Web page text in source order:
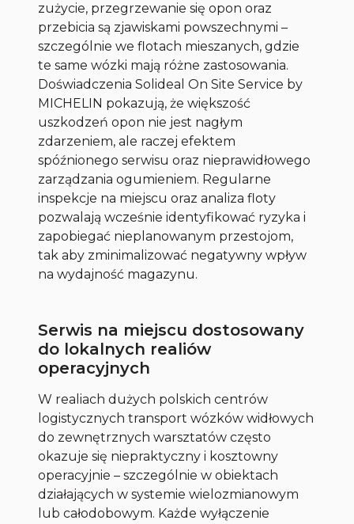
zużycie, przegrzewanie się opon oraz
przebicia są zjawiskami powszechnymi –
szczególnie we flotach mieszanych, gdzie
te same wózki mają różne zastosowania.
Doświadczenia Solideal On Site Service by
MICHELIN pokazują, że większość
uszkodzeń opon nie jest nagłym
zdarzeniem, ale raczej efektem
spóźnionego serwisu oraz nieprawidłowego
zarządzania ogumieniem. Regularne
inspekcje na miejscu oraz analiza floty
pozwalają wcześnie identyfikować ryzyka i
zapobiegać nieplanowanym przestojom,
tak aby zminimalizować negatywny wpływ
na wydajność magazynu.
Serwis na miejscu dostosowany
do lokalnych realiów
operacyjnych
W realiach dużych polskich centrów
logistycznych transport wózków widłowych
do zewnętrznych warsztatów często
okazuje się niepraktyczny i kosztowny
operacyjnie – szczególnie w obiektach
działających w systemie wielozmianowym
lub całodobowym. Każde wyłączenie